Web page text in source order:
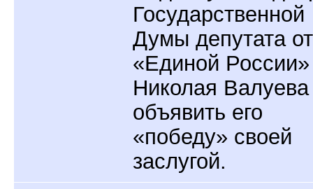
Государственной
Думы депутата от
«Единой России»
Николая
объявить его
«победу» своей
заслугой.